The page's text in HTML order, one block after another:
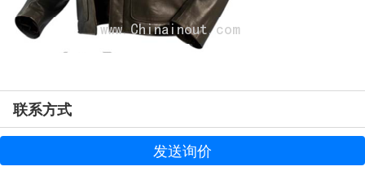
联系方式
发送询价